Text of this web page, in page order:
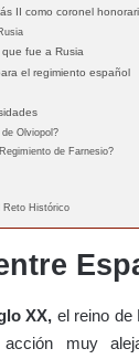
II como coronel
fue a Rusia
el regimiento español
Olviopol?
de Farnesio?
Reto Histórico
XX, el reino de
acción muy